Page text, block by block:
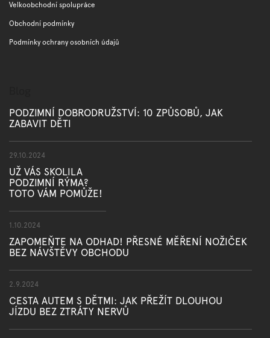
Velkoobchodní spolupráce
Obchodní podmínky
Podmínky ochrany osobních údajů
PODZIMNÍ DOBRODRUŽSTVÍ: 10 ZPŮSOBŮ, JAK
ZABAVIT DĚTI
29.10.2024
UŽ VÁS SKOLILA
PODZIMNÍ RÝMA?
TOTO VÁM POMŮŽE!
1.10.2024
ZAPOMEŇTE NA ODHAD! PŘESNÉ MĚŘENÍ NOŽIČEK
BEZ NÁVŠTĚVY OBCHODU
2.9.2024
CESTA AUTEM S DĚTMI: JAK PŘEŽÍT DLOUHOU
JÍZDU BEZ ZTRÁTY NERVŮ